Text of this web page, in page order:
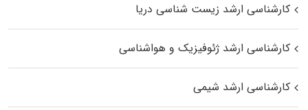
کارشناسی ارشد زیست‌ شناسی دریا
کارشناسی ارشد ژئوفیزیک و هواشناسی
کارشناسی ارشد شیمی